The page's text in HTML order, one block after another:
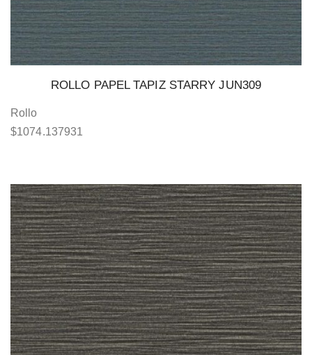
ROLLO PAPEL TAPIZ STARRY JUN309
Rollo
$1074.137931